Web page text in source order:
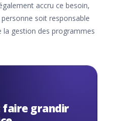
accru ce besoin,
personne soit responsable
gestion des programmes
faire grandir